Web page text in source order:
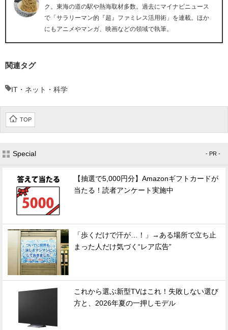
ク。東海の道の駅や熱海取材多数。過去にマイナビニュース
で「サラリーマン的『超』ファミレス活用術」を連載。ほか
にもアニメやマンガ、映画などの領域で執筆。
関連タグ
IT・ネット・科学
TOP
Special - PR -
【抽選で5,000円分】Amazonギフトカードが
当たる！読者アンケート実施中
「歩くだけで汗が…！」→ある場所で立ち止
まった人だけ気づく“レア広告”
これから選ぶ新型TVはこれ！失敗しない選び
方と、2026年夏の一押しモデル